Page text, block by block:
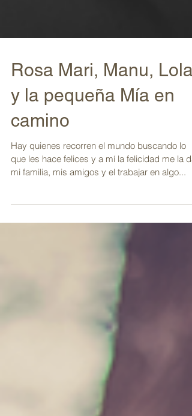
Rosa Mari, Manu, Lola
y la pequeña Mía en
camino
Hay quienes recorren el mundo buscando lo
que les hace felices y a mí la felicidad me la da